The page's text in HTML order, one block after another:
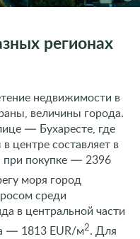
регионах
недвижимости в
величины города.
— Бухаресте, где
центре составляет в
при покупке — 2396
моря город
среди
в центральной части
— 1813 EUR/м2. Для